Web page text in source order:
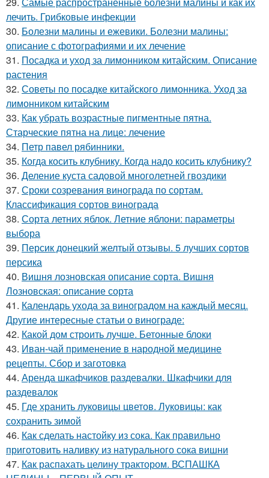
лечить. Грибковые инфекции
30. Болезни малины и ежевики. Болезни малины:
описание с фотографиями и их лечение
31. Посадка и уход за лимонником китайским. Описание
растения
32. Советы по посадке китайского лимонника. Уход за
лимонником китайским
33. Как убрать возрастные пигментные пятна.
Старческие пятна на лице: лечение
34. Петр павел рябинники.
35. Когда косить клубнику. Когда надо косить клубнику?
36. Деление куста садовой многолетней гвоздики
37. Сроки созревания винограда по сортам.
Классификация сортов винограда
38. Сорта летних яблок. Летние яблони: параметры
выбора
39. Персик донецкий желтый отзывы. 5 лучших сортов
персика
40. Вишня лозновская описание сорта. Вишня
Лозновская: описание сорта
41. Календарь ухода за виноградом на каждый месяц.
Другие интересные статьи о винограде:
42. Какой дом строить лучше. Бетонные блоки
43. Иван-чай применение в народной медицине
рецепты. Сбор и заготовка
44. Аренда шкафчиков раздевалки. Шкафчики для
раздевалок
45. Где хранить луковицы цветов. Луковицы: как
сохранить зимой
46. Как сделать настойку из сока. Как правильно
приготовить наливку из натурального сока вишни
47. Как распахать целину трактором. ВСПАШКА